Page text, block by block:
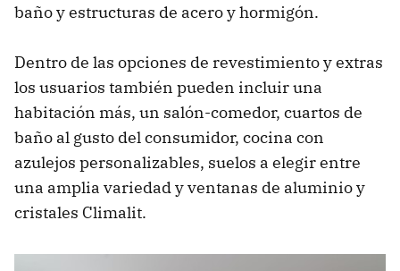
baño y estructuras de acero y hormigón.
Dentro de las opciones de revestimiento y extras
los usuarios también pueden incluir una
habitación más, un salón-comedor, cuartos de
baño al gusto del consumidor, cocina con
azulejos personalizables, suelos a elegir entre
una amplia variedad y ventanas de aluminio y
cristales Climalit.